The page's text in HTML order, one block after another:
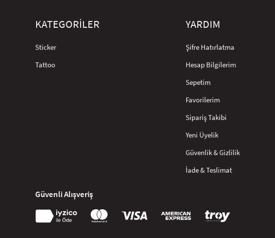
KATEGORİLER
Sticker
Tattoo
YARDIM
Şifre Hatırlatma
Hesap Bilgilerim
Sepetim
Favorilerim
Sipariş Takibi
Yeni Üyelik
Güvenlik & Gizlilik
İade & Teslimat
Güvenli Alışveriş